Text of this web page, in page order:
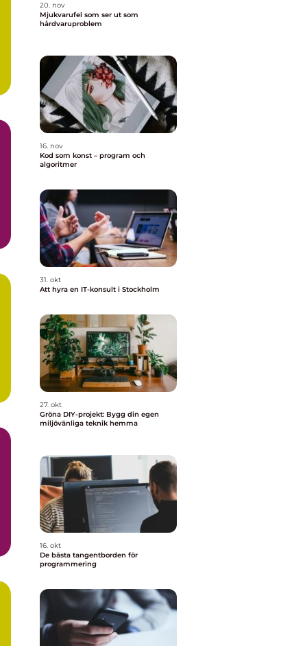
20. nov
Mjukvarufel som ser ut som
hårdvaruproblem
16. nov
Kod som konst – program och
algoritmer
31. okt
Att hyra en IT-konsult i Stockholm
27. okt
Gröna DIY-projekt: Bygg din egen
miljövänliga teknik hemma
16. okt
De bästa tangentborden för
programmering